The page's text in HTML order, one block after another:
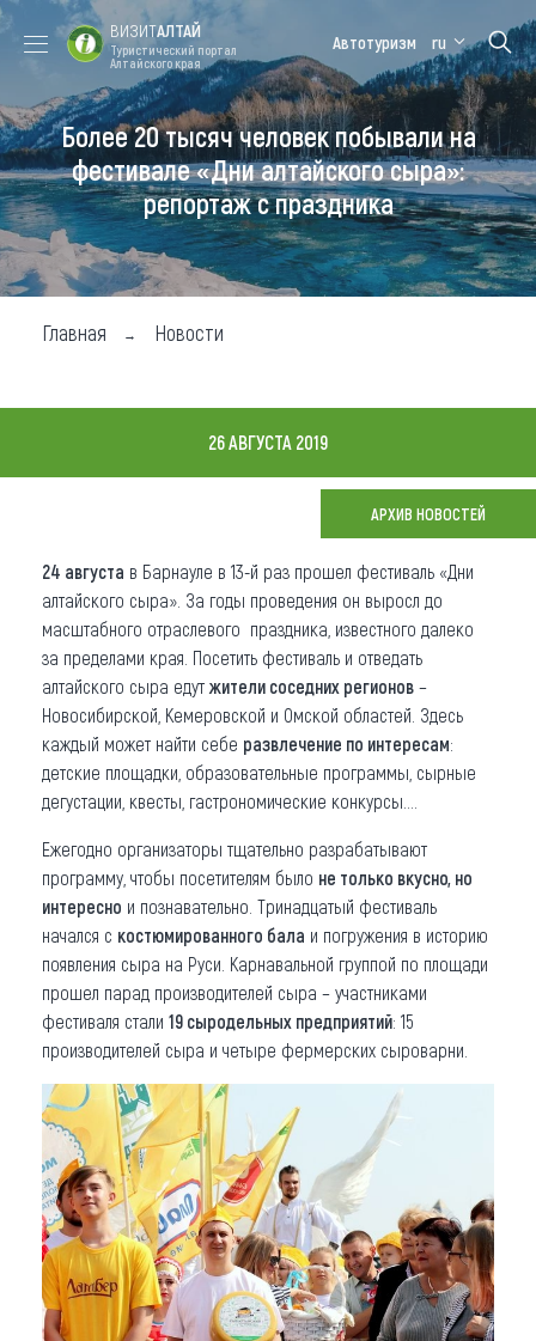
Форум VISIT
ALTAI
Цветение
маральника
Медицинский
форум
Алтайская
зимовка
Туры
Где побывать
Чем заняться
Карта
Что привезти (сувениры)
О регионе
Коллекция впечатлений
Другие рубрики
ВИЗИТАЛТАЙ
Туристический портал
Алтайского края
Автотуризм ru
Более 20 тысяч человек побывали на
фестивале «Дни алтайского сыра»:
репортаж с праздника
Главная Новости
26 АВГУСТА 2019
АРХИВ НОВОСТЕЙ
24 августа в Барнауле в 13-й раз прошел фестиваль «Дни
алтайского сыра». За годы проведения он выросл до
масштабного отраслевого праздника, известного далеко
за пределами края. Посетить фестиваль и отведать
алтайского сыра едут жители соседних регионов –
Новосибирской, Кемеровской и Омской областей. Здесь
каждый может найти себе развлечение по интересам:
детские площадки, образовательные программы, сырные
дегустации, квесты, гастрономические конкурсы….
Ежегодно организаторы тщательно разрабатывают
программу, чтобы посетителям было не только вкусно, но
интересно и познавательно. Тринадцатый фестиваль
начался с костюмированного бала и погружения в историю
появления сыра на Руси. Карнавальной группой по площади
прошел парад производителей сыра – участниками
фестиваля стали 19 сыродельных предприятий: 15
производителей сыра и четыре фермерских сыроварни.